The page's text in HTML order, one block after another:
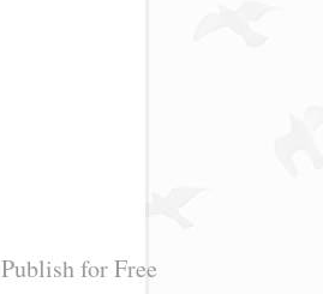
Publish for Free